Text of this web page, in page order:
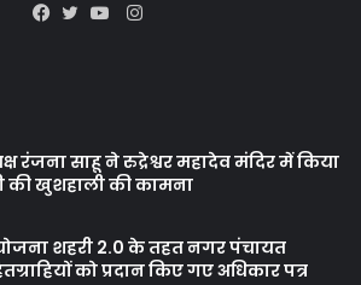
Instagram
रंजना साहू ने रुद्रेश्वर महादेव मंदिर में किया
की खुशहाली की कामना
शहरी 2.0 के तहत नगर पंचायत
को प्रदान किए गए अधिकार पत्र